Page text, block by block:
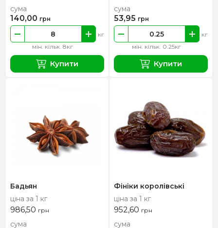
мін. кільк. 8кг
кг
сума
140,00 грн
Купити
мін. кільк. 0.25кг
кг
сума
53,95 грн
Купити
Бадьян
ціна за 1 кг
986,50 грн
сума
Фініки королівські
ціна за 1 кг
952,60 грн
сума